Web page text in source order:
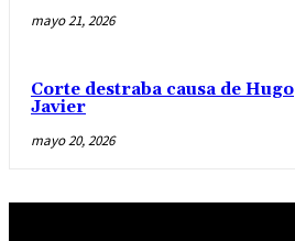
mayo 21, 2026
Corte destraba causa de Hugo
Javier
mayo 20, 2026